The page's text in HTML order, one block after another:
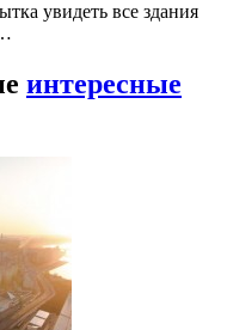
увидеть все здания
интересные